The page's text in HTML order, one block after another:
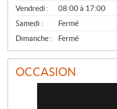
Vendredi :
08:00 à 17:00
Samedi :
Fermé
Dimanche :
Fermé
OCCASION